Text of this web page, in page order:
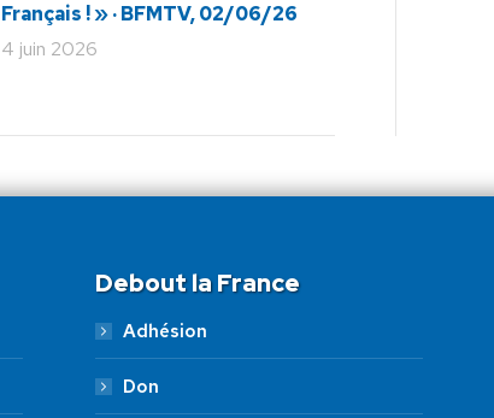
Français ! » · BFMTV, 02/06/26
4 juin 2026
Debout la France
Adhésion
Don